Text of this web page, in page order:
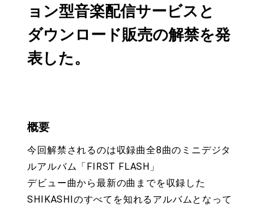
ョン型音楽配信サービスと
ダウンロード販売の解禁を発
表した。
概要
今回解禁されるのは収録曲全8曲のミニデジタ
ルアルバム「FIRST FLASH」
デビュー曲から最新の曲までを収録した
SHIKASHIのすべてを知れるアルバムとなって